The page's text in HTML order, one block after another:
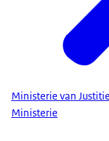
Ministerie van
Ministerie